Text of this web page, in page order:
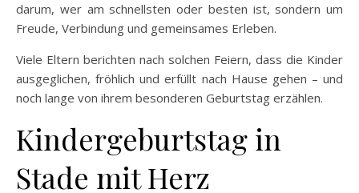
darum, wer am schnellsten oder besten ist, sondern um
Freude, Verbindung und gemeinsames Erleben.
Viele Eltern berichten nach solchen Feiern, dass die Kinder
ausgeglichen, fröhlich und erfüllt nach Hause gehen – und
noch lange von ihrem besonderen Geburtstag erzählen.
Kindergeburtstag in
Stade mit Herz